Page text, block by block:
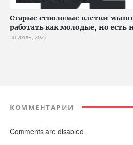
Старые стволовые клетки
работать как молодые, но есть
30 Июль, 2026
КОММЕНТАРИИ
Comments are disabled